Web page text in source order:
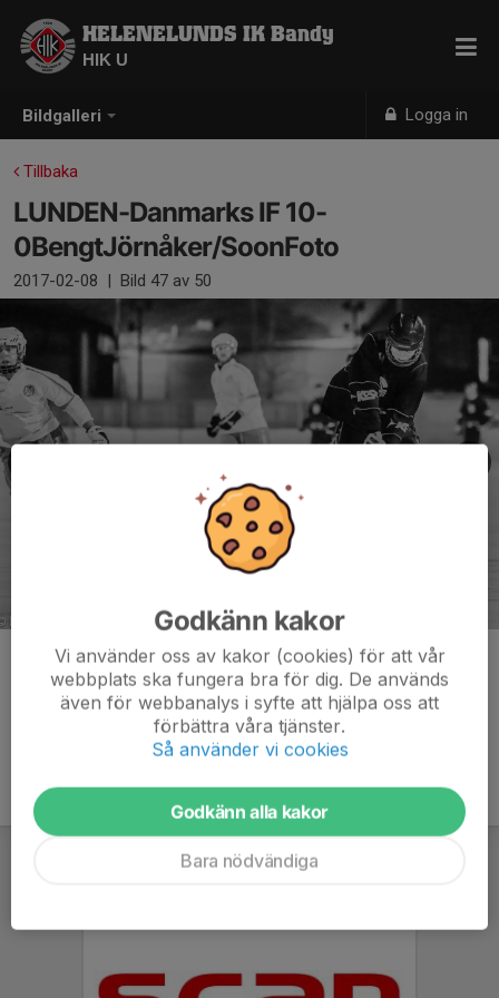
Bildgalleri Logga in
HELENELUNDS IK Bandy
HIK U
Tillbaka
LUNDEN-Danmarks IF 10-
0BengtJörnåker/SoonFoto
2017-02-08 | Bild 47 av 50
Kommentarer
Godkänn kakor
Vi använder oss av kakor (cookies) för att vår
webbplats ska fungera bra för dig. De används
även för webbanalys i syfte att hjälpa oss att
förbättra våra tjänster.
Så använder vi cookies
Godkänn alla kakor
Bara nödvändiga